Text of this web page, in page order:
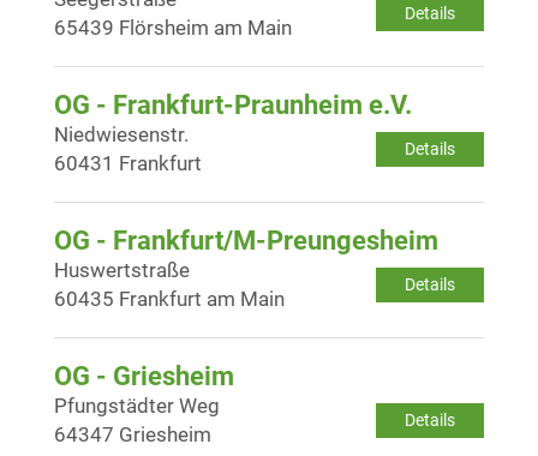
Details
65439 Flörsheim am Main
OG - Frankfurt-Praunheim e.V.
Details
Niedwiesenstr.
60431 Frankfurt
OG - Frankfurt/M-Preungesheim
Details
Huswertstraße
60435 Frankfurt am Main
OG - Griesheim
Details
Pfungstädter Weg
64347 Griesheim